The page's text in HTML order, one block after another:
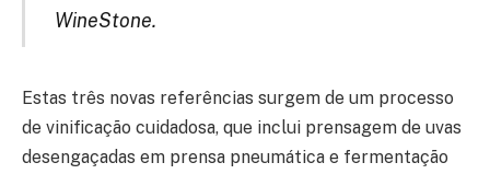
WineStone.
Estas três novas referências surgem de um processo
de vinificação cuidadosa, que inclui prensagem de uvas
desengaçadas em prensa pneumática e fermentação